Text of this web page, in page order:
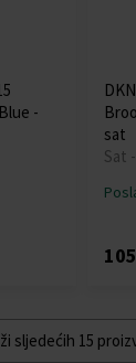
-
sat
Sat
sljedećih 15